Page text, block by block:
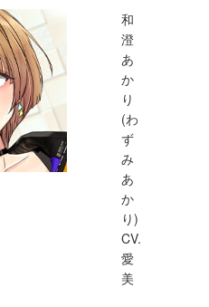
和
澄
あ
か
り
(わ
ず
み
あ
か
り)
CV.
愛
美